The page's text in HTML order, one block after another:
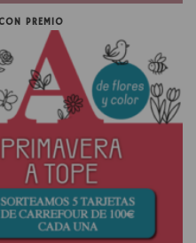
PREMIO